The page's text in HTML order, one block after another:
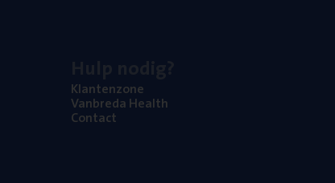
Klan­ten­zo­ne
Van­b­re­da Health
Con­tact